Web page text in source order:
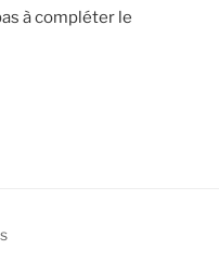
à compléter le